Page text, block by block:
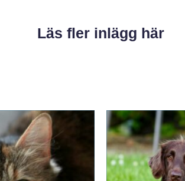
Läs fler inlägg här